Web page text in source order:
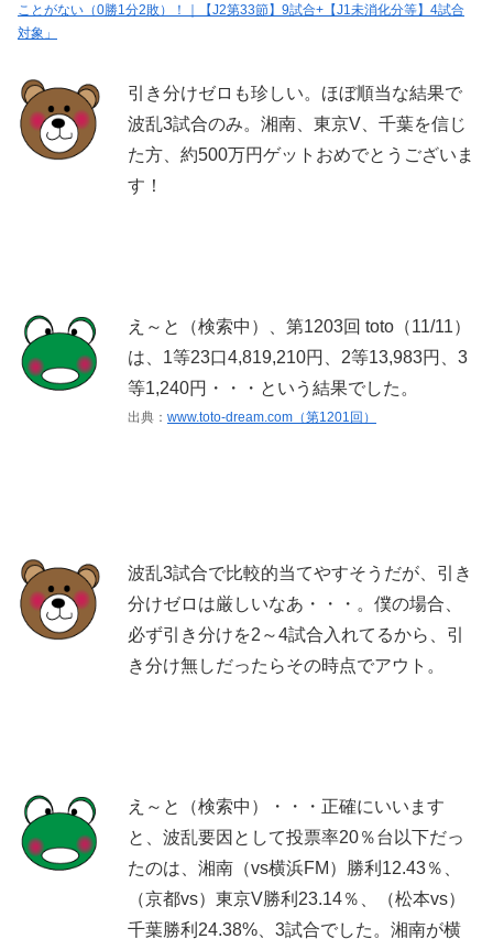
ことがない（0勝1分2敗）！｜【J2第33節】9試合+【J1未消化分等】4試合
対象」
引き分けゼロも珍しい。ほぼ順当な結果で
波乱3試合のみ。湘南、東京V、千葉を信じ
た方、約500万円ゲットおめでとうございま
す！
え～と（検索中）、第1203回 toto（11/11）
は、1等23口4,819,210円、2等13,983円、3
等1,240円・・・という結果でした。
出典： www.toto-dream.com（第1201回）
波乱3試合で比較的当てやすそうだが、引き
分けゼロは厳しいなあ・・・。僕の場合、
必ず引き分けを2～4試合入れてるから、引
き分け無しだったらその時点でアウト。
え～と（検索中）・・・正確にいいます
と、波乱要因として投票率20％台以下だっ
たのは、湘南（vs横浜FM）勝利12.43％、
（京都vs）東京V勝利23.14％、（松本vs）
千葉勝利24.38%、3試合でした。湘南が横